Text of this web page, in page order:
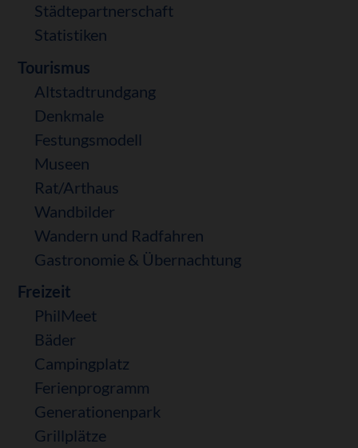
Städtepartnerschaft
Statistiken
Tourismus
Altstadtrundgang
Denkmale
Festungsmodell
Museen
Rat/Arthaus
Wandbilder
Wandern und Radfahren
Gastronomie & Übernachtung
Freizeit
PhilMeet
Bäder
Campingplatz
Ferienprogramm
Generationenpark
Grillplätze